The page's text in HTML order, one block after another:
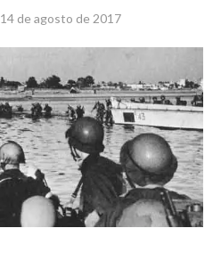
14 de agosto de 2017